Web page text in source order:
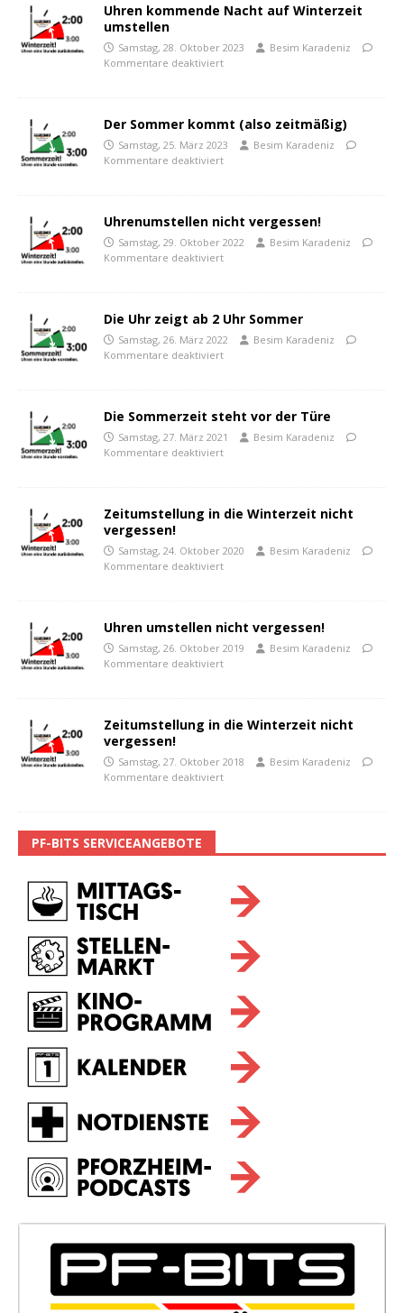
Uhren kommende Nacht auf Winterzeit
umstellen
Samstag, 28. Oktober 2023
Besim Karadeniz
Kommentare deaktiviert
Der Sommer kommt (also zeitmäßig)
Samstag, 25. März 2023
Besim Karadeniz
Kommentare deaktiviert
Uhrenumstellen nicht vergessen!
Samstag, 29. Oktober 2022
Besim Karadeniz
Kommentare deaktiviert
Die Uhr zeigt ab 2 Uhr Sommer
Samstag, 26. März 2022
Besim Karadeniz
Kommentare deaktiviert
Die Sommerzeit steht vor der Türe
Samstag, 27. März 2021
Besim Karadeniz
Kommentare deaktiviert
Zeitumstellung in die Winterzeit nicht
vergessen!
Samstag, 24. Oktober 2020
Besim Karadeniz
Kommentare deaktiviert
Uhren umstellen nicht vergessen!
Samstag, 26. Oktober 2019
Besim Karadeniz
Kommentare deaktiviert
Zeitumstellung in die Winterzeit nicht
vergessen!
Samstag, 27. Oktober 2018
Besim Karadeniz
Kommentare deaktiviert
PF-BITS SERVICEANGEBOTE